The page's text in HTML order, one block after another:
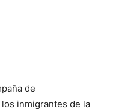
de
inmigrantes de la